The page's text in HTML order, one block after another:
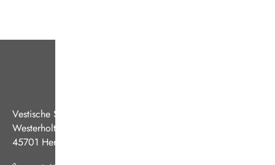
Vestische Straßenbahnen GmbH
Westerholter Straße 550
45701 Herten